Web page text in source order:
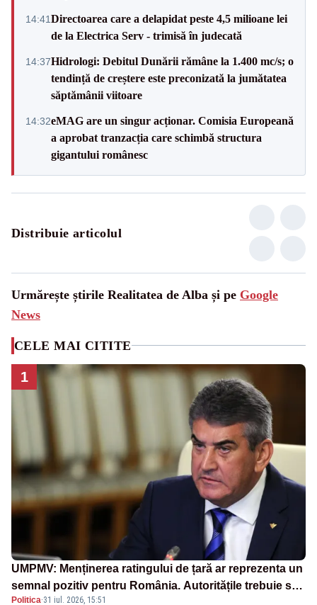
14:41Directoarea care a delapidat peste 4,5 milioane lei
de la Electrica Serv - trimisă în judecată
14:37Hidrologi: Debitul Dunării rămâne la 1.400 mc/s; o
tendință de creștere este preconizată la jumătatea
săptămânii viitoare
14:32eMAG are un singur acționar. Comisia Europeană
a aprobat tranzacția care schimbă structura
gigantului românesc
Distribuie articolul
Urmărește știrile Realitatea de Alba și pe Google
News
CELE MAI CITITE
1
UMPMV: Menținerea ratingului de țară ar reprezenta un
semnal pozitiv pentru România. Autoritățile trebuie să
continue consolidarea stabilității economice și
Politica·31 iul. 2026, 15:51